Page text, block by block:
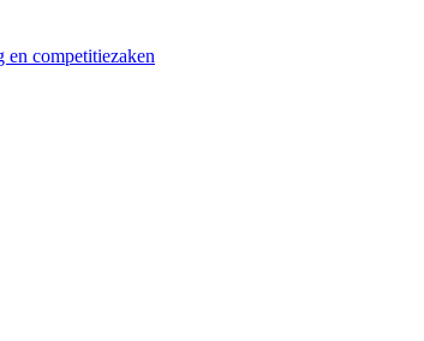
en competitiezaken